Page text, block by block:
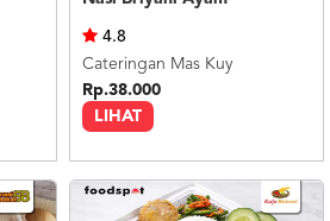
LIHAT
4.8
Cateringan Mas Kuy
Rp.38.000